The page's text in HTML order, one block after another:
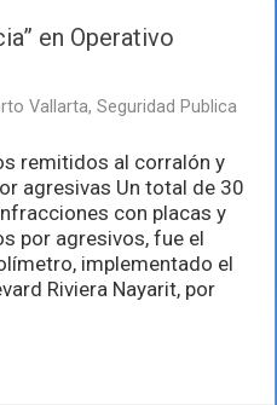
en Operativo
Vallarta,Seguridad Publica
remitidos al corralón y
agresivas Un total de 30
con placas y
por agresivos, fue el
implementado el
Riviera Nayarit, por